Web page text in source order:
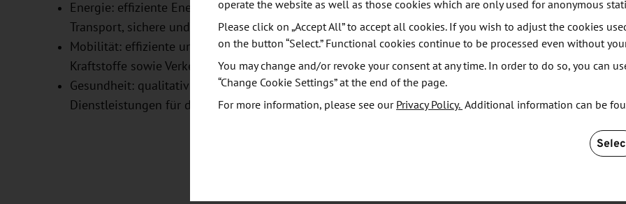
Energie: effiziente Energienutzung, emissionsarme Energiebereitstellung in Erzeugung und
Transport, sichere und flexible Energieversorgung, Sektorenkopplung.
Mobilität: effiziente und umweltfreundliche Fahrzeugkonzepte, Antriebstechnologien und
Kraftstoffe sowie Verkehrssysteme.
Gesundheit: qualitativ hochwertige, nachhaltige sowie personalisierte Produkte und
Dienstleistungen für die medizinische und pflegerische Versorgung.
operate the website as well as those cookies which are only used for anonymous
Please click on „Accept All” to accept all cookies. If you wish to adjust the cookies
on the button “Select.” Functional cookies continue to be processed even without
You may change and/or revoke your consent at any time. In order to do so, you can
“Change Cookie Settings” at the end of the page.
For more information, please see our Privacy Policy. Additional information can be